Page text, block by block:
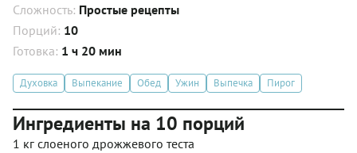
Сложность: Простые рецепты
Порций: 10
Готовка: 1 ч 20 мин
Духовка Выпекание Обед Ужин Выпечка Пирог
Ингредиенты на 10 порций
1 кг слоеного дрожжевого теста